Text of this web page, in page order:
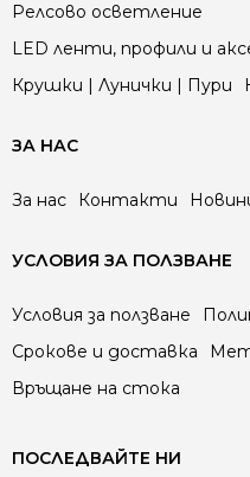
Релсово осветление
LED ленти, профили и
Крушки | Лунички | Пури
ЗА НАС
За нас Контакти
УСЛОВИЯ ЗА ПОЛЗВАНЕ
Условия за ползване
Срокове и доставка
Връщане на стока
ПОСЛЕДВАЙТЕ НИ